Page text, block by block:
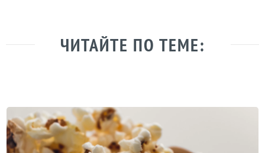
ЧИТАЙТЕ ПО ТЕМЕ: